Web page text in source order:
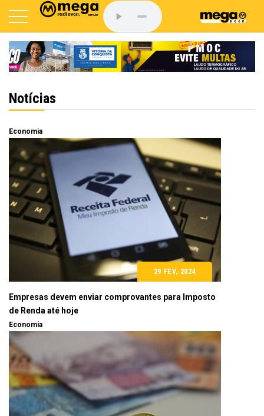
Notícias
Economia
29 FEV, 2024
Empresas devem enviar comprovantes para Imposto
de Renda até hoje
Economia